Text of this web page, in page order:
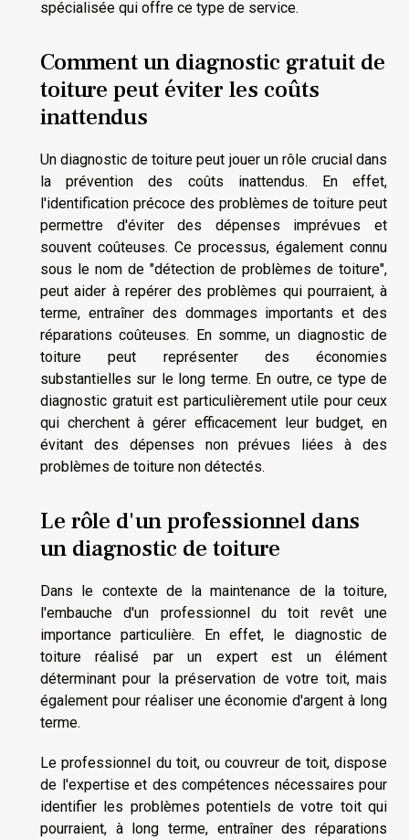
spécialisée qui offre ce type de service.
Comment un diagnostic gratuit de
toiture peut éviter les coûts
inattendus
Un diagnostic de toiture peut jouer un rôle crucial dans
la prévention des coûts inattendus. En effet,
l'identification précoce des problèmes de toiture peut
permettre d'éviter des dépenses imprévues et
souvent coûteuses. Ce processus, également connu
sous le nom de "détection de problèmes de toiture",
peut aider à repérer des problèmes qui pourraient, à
terme, entraîner des dommages importants et des
réparations coûteuses. En somme, un diagnostic de
toiture peut représenter des économies
substantielles sur le long terme. En outre, ce type de
diagnostic gratuit est particulièrement utile pour ceux
qui cherchent à gérer efficacement leur budget, en
évitant des dépenses non prévues liées à des
problèmes de toiture non détectés.
Le rôle d'un professionnel dans
un diagnostic de toiture
Dans le contexte de la maintenance de la toiture,
l'embauche d'un professionnel du toit revêt une
importance particulière. En effet, le diagnostic de
toiture réalisé par un expert est un élément
déterminant pour la préservation de votre toit, mais
également pour réaliser une économie d'argent à long
terme.
Le professionnel du toit, ou couvreur de toit, dispose
de l'expertise et des compétences nécessaires pour
identifier les problèmes potentiels de votre toit qui
pourraient, à long terme, entraîner des réparations